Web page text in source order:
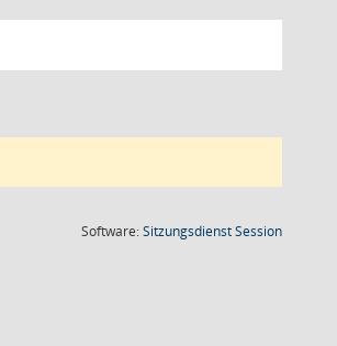
Software:SitzungsdienstSession(Wird in